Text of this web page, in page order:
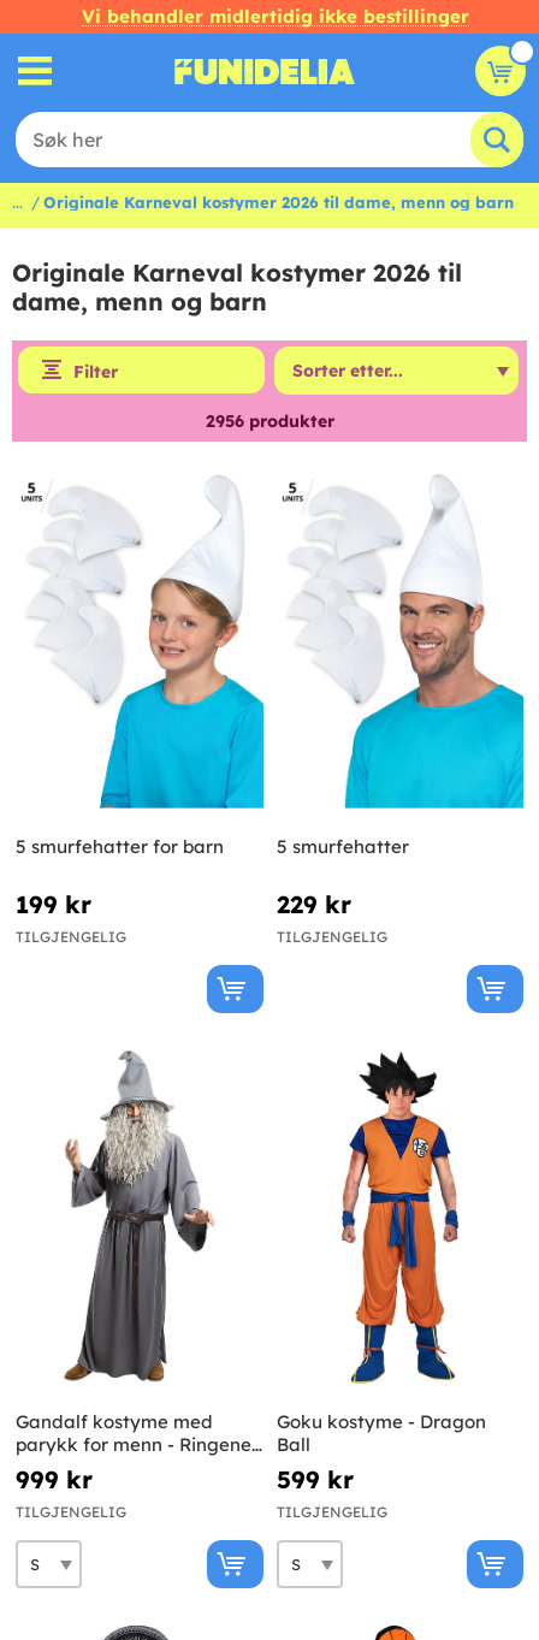
Vi behandler midlertidig ikke bestillinger
... Originale Karneval kostymer 2026 til dame, menn og barn
Originale Karneval kostymer 2026 til
dame, menn og barn
Filter
2956produkter
5 smurfehatter for barn
199 kr
TILGJENGELIG
5 smurfehatter
229 kr
TILGJENGELIG
Gandalf kostyme med
parykk for menn - Ringenes
Herre
999 kr
TILGJENGELIG
Goku kostyme - Dragon
Ball
599 kr
TILGJENGELIG